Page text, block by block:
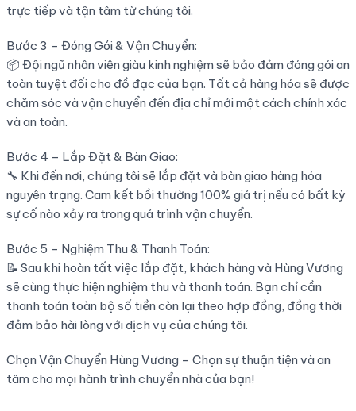
trực tiếp và tận tâm từ chúng tôi.
Bước 3 – Đóng Gói & Vận Chuyển:
📦 Đội ngũ nhân viên giàu kinh nghiệm sẽ bảo đảm đóng gói an
toàn tuyệt đối cho đồ đạc của bạn. Tất cả hàng hóa sẽ được
chăm sóc và vận chuyển đến địa chỉ mới một cách chính xác
và an toàn.
Bước 4 – Lắp Đặt & Bàn Giao:
🔧 Khi đến nơi, chúng tôi sẽ lắp đặt và bàn giao hàng hóa
nguyên trạng. Cam kết bồi thường 100% giá trị nếu có bất kỳ
sự cố nào xảy ra trong quá trình vận chuyển.
Bước 5 – Nghiệm Thu & Thanh Toán:
📝 Sau khi hoàn tất việc lắp đặt, khách hàng và Hùng Vương
sẽ cùng thực hiện nghiệm thu và thanh toán. Bạn chỉ cần
thanh toán toàn bộ số tiền còn lại theo hợp đồng, đồng thời
đảm bảo hài lòng với dịch vụ của chúng tôi.
Chọn Vận Chuyển Hùng Vương – Chọn sự thuận tiện và an
tâm cho mọi hành trình chuyển nhà của bạn!